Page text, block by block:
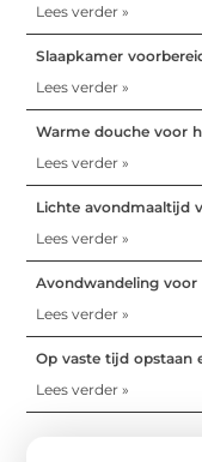
Lees verder »
Slaapkamer
Lees verder »
Warme douche voor
Lees verder »
Lichte avondmaaltijd
Lees verder »
Avondwandeling voor
Lees verder »
Op vaste tijd opstaan
Lees verder »